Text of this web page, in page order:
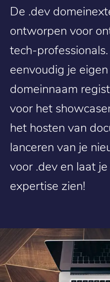
De .dev
ontworpen voor
tech-
eenvoudig je
domeinnaam
voor het
het hosten van
lanceren van je
voor .dev en laat
expertise zien!